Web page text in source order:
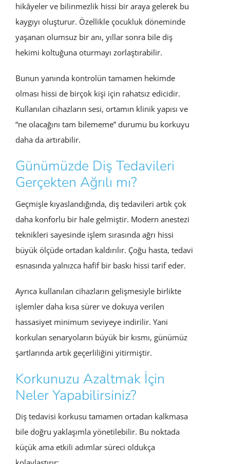
hikâyeler ve bilinmezlik hissi bir araya gelerek bu
kaygıyı oluşturur. Özellikle çocukluk döneminde
yaşanan olumsuz bir anı, yıllar sonra bile diş
hekimi koltuğuna oturmayı zorlaştırabilir.
Bunun yanında kontrolün tamamen hekimde
olması hissi de birçok kişi için rahatsız edicidir.
Kullanılan cihazların sesi, ortamın klinik yapısı ve
“ne olacağını tam bilememe” durumu bu korkuyu
daha da artırabilir.
Günümüzde Diş Tedavileri
Gerçekten Ağrılı mı?
Geçmişle kıyaslandığında, diş tedavileri artık çok
daha konforlu bir hale gelmiştir. Modern anestezi
teknikleri sayesinde işlem sırasında ağrı hissi
büyük ölçüde ortadan kaldırılır. Çoğu hasta, tedavi
esnasında yalnızca hafif bir baskı hissi tarif eder.
Ayrıca kullanılan cihazların gelişmesiyle birlikte
işlemler daha kısa sürer ve dokuya verilen
hassasiyet minimum seviyeye indirilir. Yani
korkulan senaryoların büyük bir kısmı, günümüz
şartlarında artık geçerliliğini yitirmiştir.
Korkunuzu Azaltmak İçin
Neler Yapabilirsiniz?
Diş tedavisi korkusu tamamen ortadan kalkmasa
bile doğru yaklaşımla yönetilebilir. Bu noktada
küçük ama etkili adımlar süreci oldukça